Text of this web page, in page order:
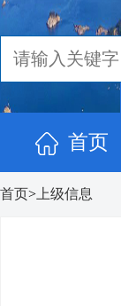
首页
首页> 上级信息